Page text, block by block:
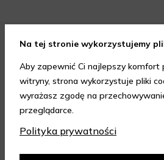
FORMY DOSTAWY
FORMY PŁATNOŚCI
Na tej stronie wykorzystujemy
Aby zapewnić Ci najlepszy komfort
witryny, strona wykorzystuje pliki
wyrażasz zgodę na
przeglądarce.
Polityka prywatności